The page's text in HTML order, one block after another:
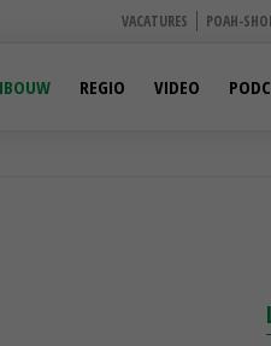
VACATURES POAH-
REGIO VIDEO